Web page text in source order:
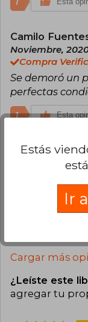
Camilo
Noviembre,
Compra
Se demoró un
perfectas
1 Esta
Andrés Díaz
Compra
Cargar más
¿Leíste este
agregar tu
Estás
Ir